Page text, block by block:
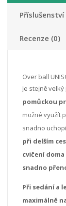
Příslušenství
Recenze (0)
Over ball
Je stejně velký
pomůckou
možné využít
snadno
při delším
cvičení
snadno
Při sedání a
maximálně